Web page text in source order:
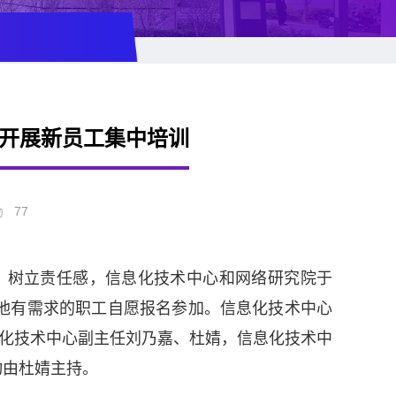
展新员工集中培训
77
立责任感，信息化技术中心和网络研究院于
有需求的职工自愿报名参加。信息化技术中心
技术中心副主任刘乃嘉、杜婧，信息化技术中
杜婧主持。